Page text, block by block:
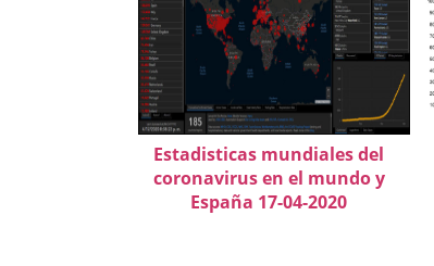
Estadisticas mundiales del
coronavirus en el mundo y
España 17-04-2020